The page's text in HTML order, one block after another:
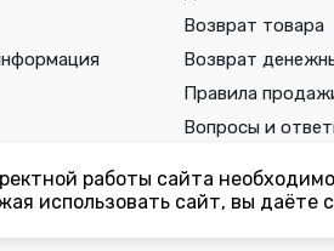
Возврат товара
Возврат
Правила
Вопросы и
условия политики в отношении обработки
раз, когда оставляете свои данные в
работы сайта
использовать сайт, вы даёте